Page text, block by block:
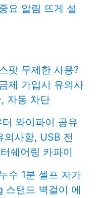
요 알림 뜨게 설
팟 무제한 사용?
제 가입시 유의사
자동 차단
와이파이 공유
의사항, USB 전
쉐어링 카파이
수 1분 셀프 자가
스탠드 벽걸이 에